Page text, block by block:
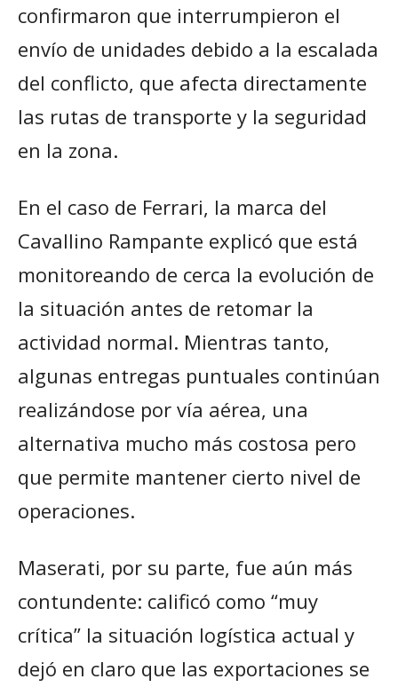
confirmaron que interrumpieron el
envío de unidades debido a la escalada
del conflicto, que afecta directamente
las rutas de transporte y la seguridad
en la zona.
En el caso de Ferrari, la marca del
Cavallino Rampante explicó que está
monitoreando de cerca la evolución de
la situación antes de retomar la
actividad normal. Mientras tanto,
algunas entregas puntuales continúan
realizándose por vía aérea, una
alternativa mucho más costosa pero
que permite mantener cierto nivel de
operaciones.
Maserati, por su parte, fue aún más
contundente: calificó como “muy
crítica” la situación logística actual y
dejó en claro que las exportaciones se